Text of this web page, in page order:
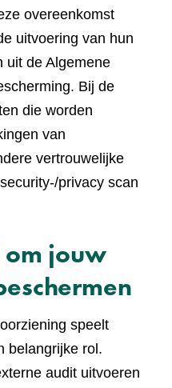
overeenkomst
uitvoering van hun
uit de Algemene
Bij de
die worden
van
vertrouwelijke
privacy scan
jouw
speelt
belangrijke rol.
audit uitvoeren